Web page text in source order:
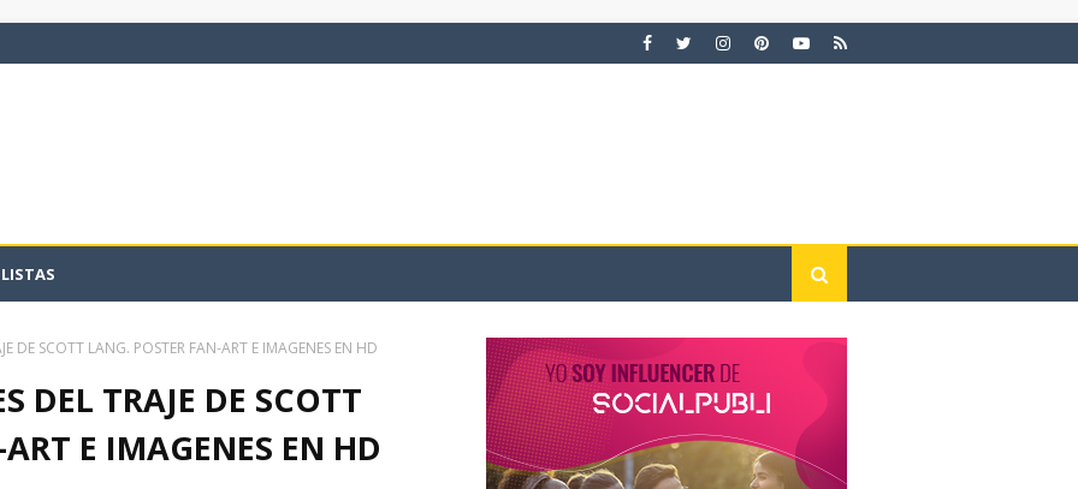
LISTAS
DE SCOTT LANG. POSTER FAN-ART E IMAGENES EN HD
DEL TRAJE DE SCOTT
E IMAGENES EN HD